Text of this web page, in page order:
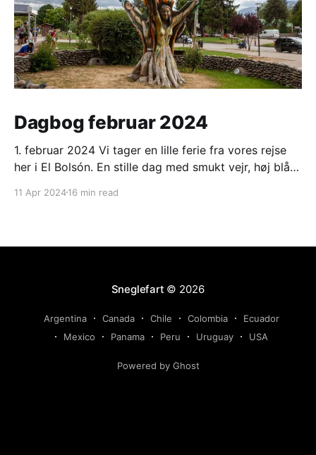
Dagbog februar 2024
1. februar 2024 Vi tager en lille ferie fra vores rejse
her i El Bolsón. En stille dag med smukt vejr, høj blå
om morgenen. 2. februar 2024 Ligesom i går. Ranveg
11 Apr 202416 min read
Sneglefart © 2026
Argentina Canada Chile Colombia
Ecuador
Mexico
Panama Peru Uruguay USA
Powered by Ghost